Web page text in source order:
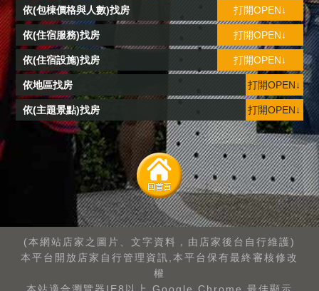
依(包棟價格與人數)找房 打開OPEN↓
依(住宿服務)找房 打開OPEN↓
依(住宿設施)找房 打開OPEN↓
依地區找房 打開OPEN↓
依(主題景點)找房 打開OPEN↓
(本網站店家之圖片、文字資料，由店家後台自行維護)
本平台開放店家自行管理資訊,本平台保有最終審核修改
權